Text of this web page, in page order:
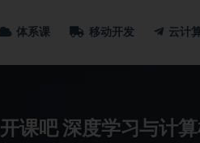
体系课 移动开发 云计
开课吧 深度学习与计